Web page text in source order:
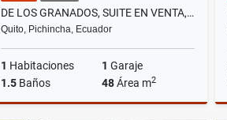
DE LOS GRANADOS, SUITE EN VENTA, 48M2, 1 HABITACIÓN, 1,5 BAÑOS.
Quito, Pichincha, Ecuador
1 Habitaciones 1 Garaje
1.5 Baños 48Área m2